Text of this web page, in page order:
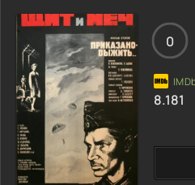
0
8.181